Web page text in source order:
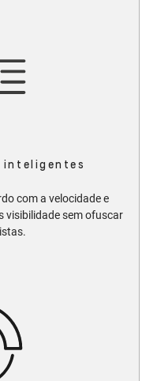
inteligentes
com a velocidade e
visibilidade sem ofuscar